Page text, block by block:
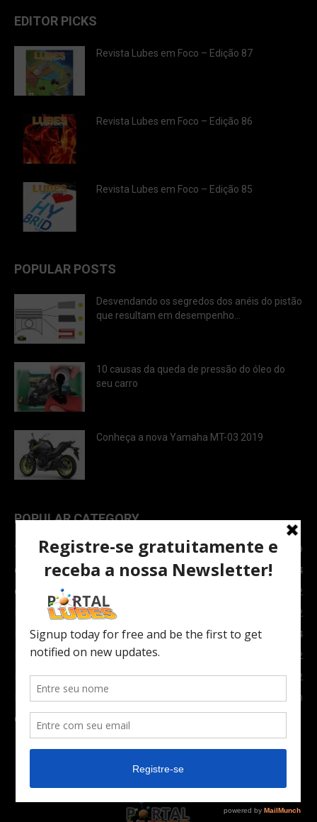
EDITOR PICKS
Revista Lubes em Foco – Edição 87
Revista Lubes em Foco – Edição 86
Revista Lubes em Foco – Edição 85
POPULAR POSTS
Desvendando os segredos dos anéis do pistão
que resultam em desempenho...
10 causas da queda de pressão do óleo do
seu carro
Conheça a nova Yamaha MT-03 2019
POPULAR CATEGORY
TOPNEWS
7089
Carro e Moto
3764
Carro
2082
Notícias
1852
Indústria
1024
Moto
972
Economia
672
Newsletter
630
Carros Verdes e Novas tecnologias automotivas